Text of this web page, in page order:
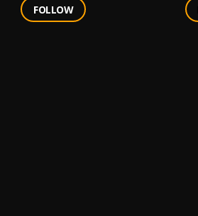
FOLLOW